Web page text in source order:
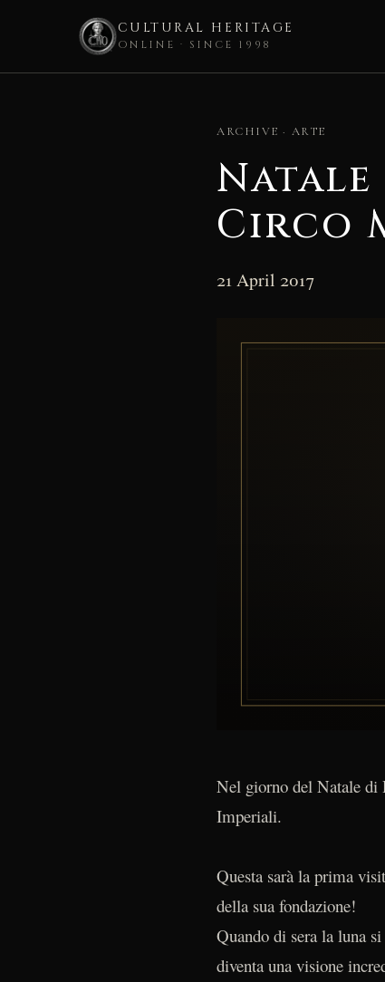
CULTURAL HERITAGE
ONLINE · SINCE 1998
ARCHIVE · ARTE
Natale
Circo
21 April 2017
Nel giorno del Natale di
Imperiali.
Questa sarà la prima
della sua fondazione!
Quando di sera la luna
diventa una visione